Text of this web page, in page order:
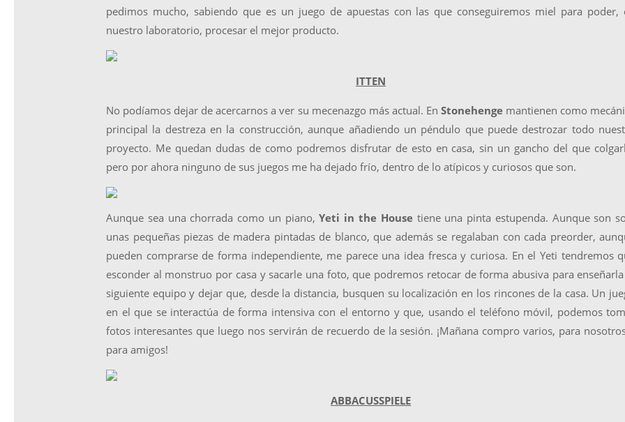
pedimos mucho, sabiendo que es un juego de apuestas con las que conseguiremos miel para poder,
nuestro laboratorio, procesar el mejor producto.
ITTEN
No podíamos dejar de acercarnos a ver su mecenazgo más actual. En Stonehengemantienen como
principal la destreza en la construcción, aunque añadiendo un péndulo que puede destrozar todo
proyecto. Me quedan dudas de como podremos disfrutar de esto en casa, sin un gancho del que
pero por ahora ninguno de sus juegos me ha dejado frío, dentro de lo atípicos y curiosos que son.
Aunque sea una chorrada como un piano,Yeti in the Housetiene una pinta estupenda. Aunque son
unas pequeñas piezas de madera pintadas de blanco, que además se regalaban con cada preorder,
pueden comprarse de forma independiente, me parece una idea fresca y curiosa. En el Yeti tendremos
esconder al monstruo por casa y sacarle una foto, que podremos retocar de forma abusiva para
siguiente equipo y dejar que, desde la distancia, busquen su localización en los rincones de la casa. Un
en el que se interactúa de forma intensiva con el entorno y que, usando el teléfono móvil, podemos
fotos interesantes que luego nos servirán de recuerdo de la sesión. ¡Mañana compro varios, para
para amigos!
ABBACUSSPIELE